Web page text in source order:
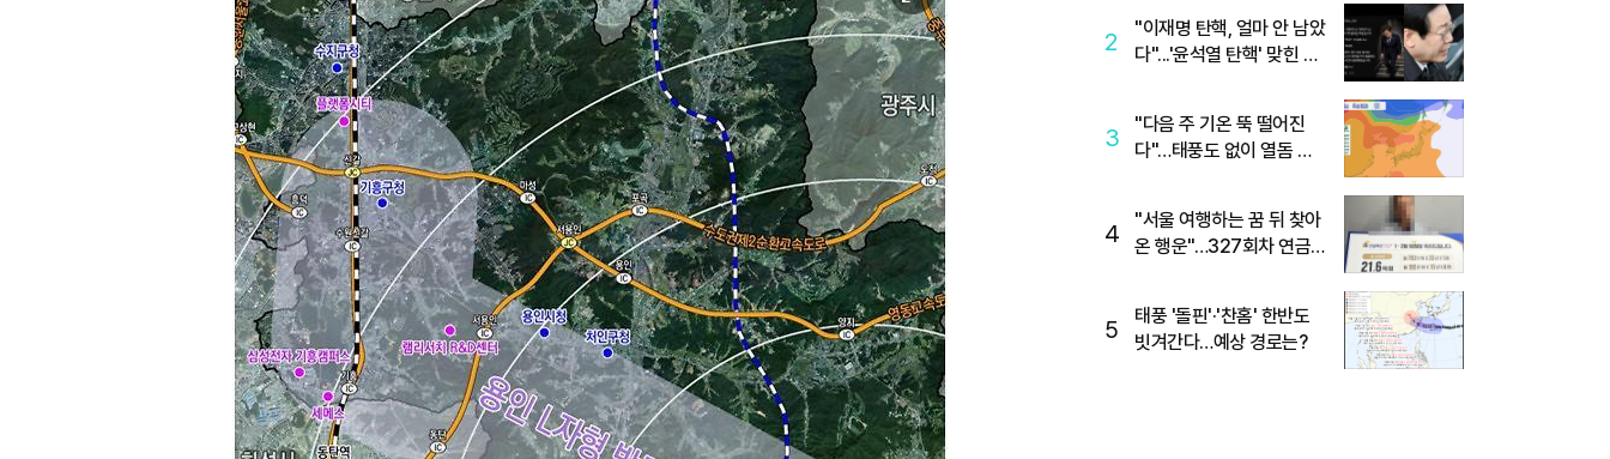
미
지
확
대
2
"이재명 탄핵, 얼마 안 남았
다"...'윤석열 탄핵' 맞힌 무
3
"다음 주 기온 뚝 떨어진
다"…태풍도 없이 열돔 박
4
"서울 여행하는 꿈 뒤 찾아
온 행운"…327회차 연금
5
태풍 '돌핀'·'찬홈' 한반도
빗겨간다…예상 경로는?